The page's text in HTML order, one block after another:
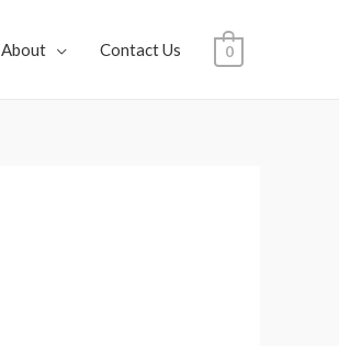
About Contact Us 0